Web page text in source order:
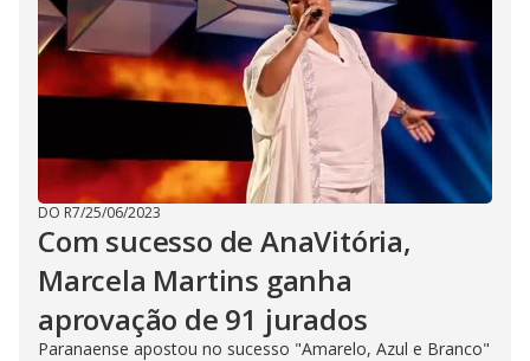
DO R7/25/06/2023
Com sucesso de AnaVitória,
Marcela Martins ganha
aprovação de 91 jurados
Paranaense apostou no sucesso "Amarelo, Azul e Branco"